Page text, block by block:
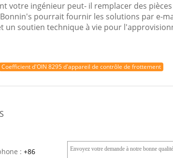
votre ingénieur peut- il remplacer des
pourrait fournir les solutions par e-
un soutien technique à vie pour
Coefficient d'OIN 8295 d'appareil de contrôle de frottement
: +86